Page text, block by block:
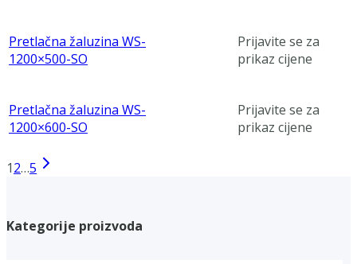
Pretlačna žaluzina WS-
1200×500-SO
Prijavite se za
prikaz cijene
Pretlačna žaluzina WS-
1200×600-SO
Prijavite se za
prikaz cijene
12…5
Kategorije proizvoda